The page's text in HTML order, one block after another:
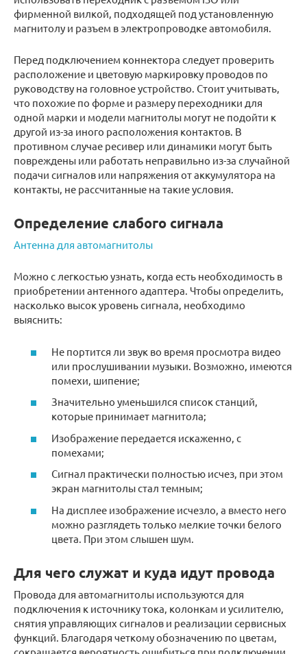
фирменной вилкой, подходящей под установленную
магнитолу и разъем в электропроводке автомобиля.
Перед подключением коннектора следует проверить
расположение и цветовую маркировку проводов по
руководству на головное устройство. Стоит учитывать,
что похожие по форме и размеру переходники для
одной марки и модели магнитолы могут не подойти к
другой из-за иного расположения контактов. В
противном случае ресивер или динамики могут быть
повреждены или работать неправильно из-за случайной
подачи сигналов или напряжения от аккумулятора на
контакты, не рассчитанные на такие условия.
Определение слабого сигнала
Антенна для автомагнитолы
Можно с легкостью узнать, когда есть необходимость в
приобретении антенного адаптера. Чтобы определить,
насколько высок уровень сигнала, необходимо
выяснить:
Не портится ли звук во время просмотра видео
или прослушивании музыки. Возможно, имеются
помехи, шипение;
Значительно уменьшился список станций,
которые принимает магнитола;
Изображение передается искаженно, с
помехами;
Сигнал практически полностью исчез, при этом
экран магнитолы стал темным;
На дисплее изображение исчезло, а вместо него
можно разглядеть только мелкие точки белого
цвета. При этом слышен шум.
Для чего служат и куда идут провода
Провода для автомагнитолы используются для
подключения к источнику тока, колонкам и усилителю,
снятия управляющих сигналов и реализации сервисных
функций. Благодаря четкому обозначению по цветам,
сокращается вероятность ошибиться при подключении,